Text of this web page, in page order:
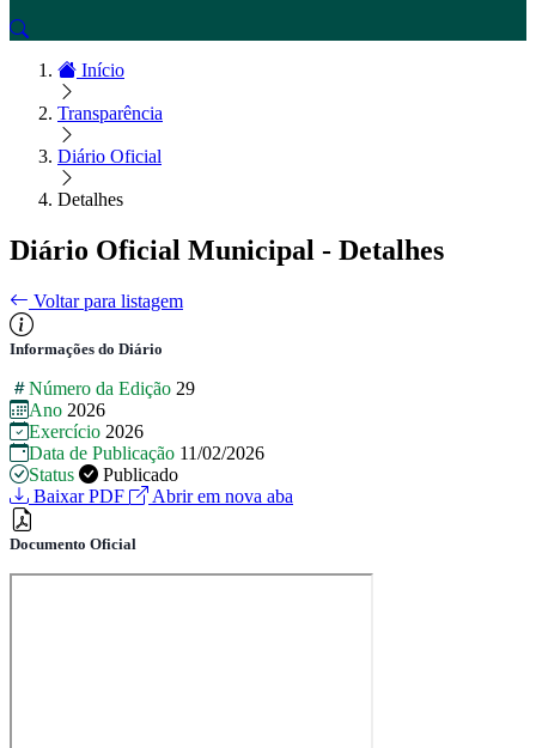
Início
Transparência
Diário Oficial
Detalhes
Diário Oficial Municipal - Detalhes
Voltar para listagem
Informações do Diário
Número da Edição 29
Ano 2026
Exercício 2026
Data de Publicação 11/02/2026
Status
Publicado
Baixar PDF
Abrir em nova aba
Documento Oficial